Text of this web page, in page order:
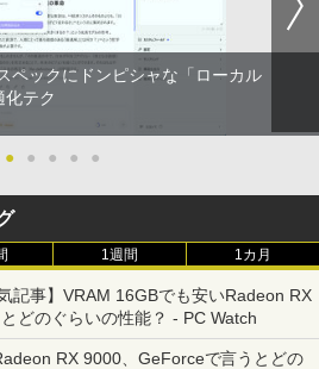
ペックにドンピシャな「ローカル
化テク
● ● ● ● ●
1週間 1カ月
記事】VRAM 16GBでも安いRadeon RX
どのぐらいの性能？ - PC Watch
RX 9000、GeForceで言うとどの